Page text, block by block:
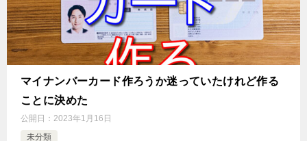
マイナンバーカード作ろうか迷っていたけれど作る
ことに決めた
公開日： 2023年1月16日
未分類